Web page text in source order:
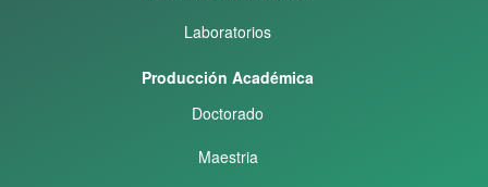
Laboratorios
Producción Académica
Doctorado
Maestria